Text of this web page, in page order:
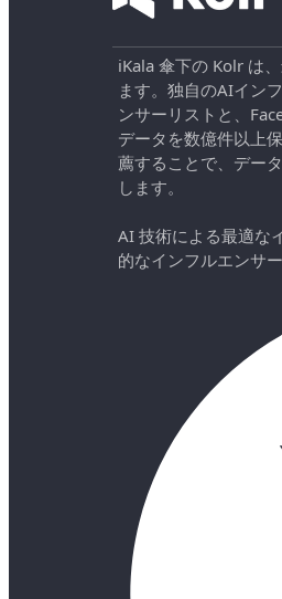
iKala 傘下の Kolr は
ます。独自のAIイン
ンサーリストと、
データを数億件以上
薦することで、デー
します。
AI 技術による最適な
的なインフルエンサ